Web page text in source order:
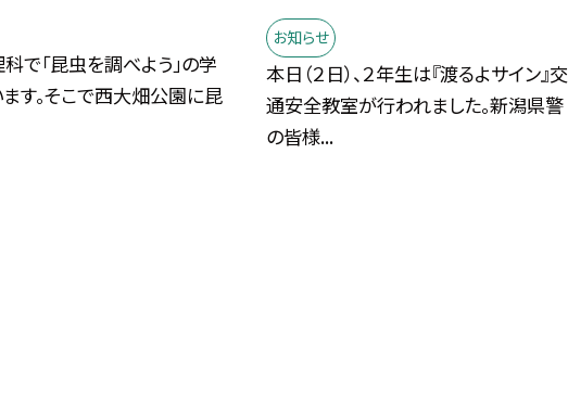
で「昆虫を調べよう」の学
す。そこで西大畑公園に昆
お知らせ
本日（２日）、２年生は『渡るよサイン』交
通安全教室が行われました。新潟県警
の皆様...